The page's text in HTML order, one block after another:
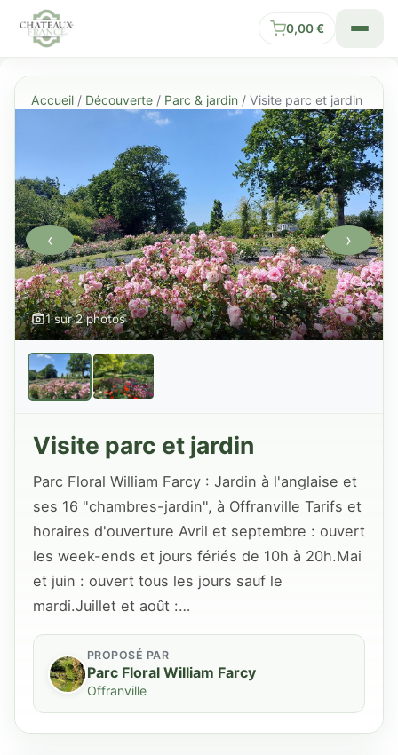
0,00€
Accueil / Découverte / Parc & jardin / Visite parc et jardin
1 sur 2 photos
‹ ›
Visite parc et jardin
Parc Floral William Farcy : Jardin à l'anglaise et
ses 16 "chambres-jardin", à Offranville Tarifs et
horaires d'ouverture Avril et septembre : ouvert
les week-ends et jours fériés de 10h à 20h.Mai
et juin : ouvert tous les jours sauf le
mardi.Juillet et août :…
PROPOSÉ PAR
Parc Floral William Farcy
Offranville